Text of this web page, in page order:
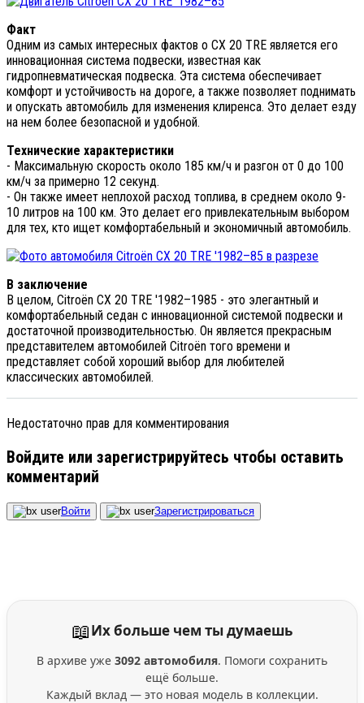
Факт
Одним из самых интересных фактов о CX 20 TRE является его
инновационная система подвески, известная как
гидропневматическая подвеска. Эта система обеспечивает
комфорт и устойчивость на дороге, а также позволяет поднимать
и опускать автомобиль для изменения клиренса. Это делает езду
на нем более безопасной и удобной.
Технические характеристики
- Максимальную скорость около 185 км/ч и разгон от 0 до 100
км/ч за примерно 12 секунд.
- Он также имеет неплохой расход топлива, в среднем около 9-
10 литров на 100 км. Это делает его привлекательным выбором
для тех, кто ищет комфортабельный и экономичный автомобиль.
В заключение
В целом, Citroën CX 20 TRE '1982–1985 - это элегантный и
комфортабельный седан с инновационной системой подвески и
достаточной производительностью. Он является прекрасным
представителем автомобилей Citroën того времени и
представляет собой хороший выбор для любителей
классических автомобилей.
Недостаточно прав для комментирования
Войдите или зарегистрируйтесь чтобы оставить
комментарий
Войти Зарегистрироваться
📖Их больше чем ты думаешь
В архиве уже 3092 автомобиля. Помоги сохранить
ещё больше.
Каждый вклад — это новая модель в коллекции.